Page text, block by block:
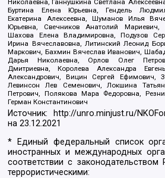
Буртина Елена Юрьевна, Гендель
Екатерина Алексеевна, Шуманов Илья
Юрьевна, Свечников Анатолий
Шахова Елена Владимировна, Подузов
Ирина Вячеславовна, Литинский Леонид
Маркович, Бахмин Вячеслав Иванович,
Дарья Николаевна, Орлов Олег
Дмитриевна, Королева Александра
Александрович, Вицин Сергей Ефимович,
Левинсон Лев Семенович, Локшина
Петрович, Полякова Мара Федоровна,
Герман Константинович
Источник: http://unro.minjust.ru/
на23.12.2021
* Единый федеральный список
иностранных и международных
соответствии с
террористическими: